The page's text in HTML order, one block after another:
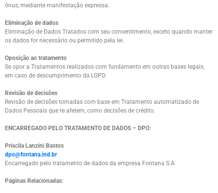
ônus, mediante manifestação expressa.
Eliminação de dados
Eliminação de Dados Tratados com seu consentimento, exceto quando manter
os dados for necessário ou permitido pela lei.
Oposição ao tratamento
Se opor a Tratamentos realizados com fundamento em outras bases legais,
em caso de descumprimento da LGPD.
Revisão de decisões
Revisão de decisões tomadas com base em Tratamento automatizado de
Dados Pessoais que te afetem, como decisões de crédito.
ENCARREGADO PELO TRATAMENTO DE DADOS – DPO:
Priscila Lanzini Bastos
dpo@fontana.ind.br
Encarregado pelo tratamento de dados da empresa Fontana S.A
Páginas Relacionadas: